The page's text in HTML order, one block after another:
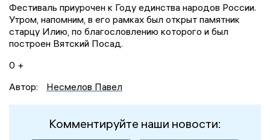
Фестиваль приурочен к Году единства народов России.
Утром, напомним, в его рамках был открыт памятник
старцу Илию, по благословлению которого и был
построен Вятский Посад.
0 +
Автор:
Несмелов Павел
Комментируйте наши новости: